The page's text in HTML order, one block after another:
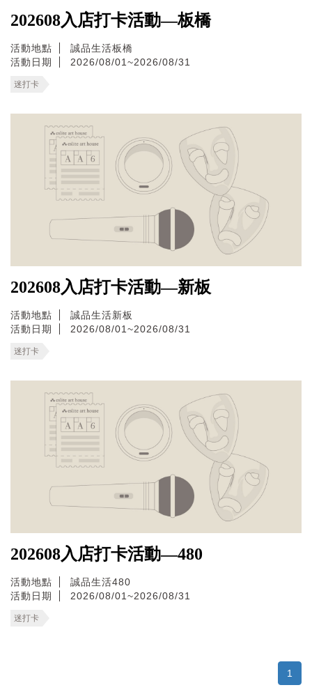
202608入店打卡活動—板橋
活動地點
誠品生活板橋
活動日期
2026/08/01~2026/08/31
迷打卡
202608入店打卡活動—新板
活動地點
誠品生活新板
活動日期
2026/08/01~2026/08/31
迷打卡
202608入店打卡活動—480
活動地點
誠品生活480
活動日期
2026/08/01~2026/08/31
迷打卡
1